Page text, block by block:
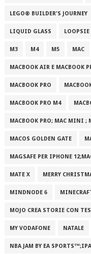
LEGO® BUILDER'S JOURNEY
LIQUID GLASS LOOPSIE
M3 M4 M5 MAC
MACBOOK AIR E MACBOOK
MACBOOK PRO
MACBOOK PRO M4
MACBOOK PRO; MAC MINI ;
MACOS GOLDEN GATE
MAGSAFE PER IPHONE
MATE X MERRY
MINDNODE 6
MOJO CREA STORIE CON
MY VODAFONE NATALE
NBA JAM BY EA